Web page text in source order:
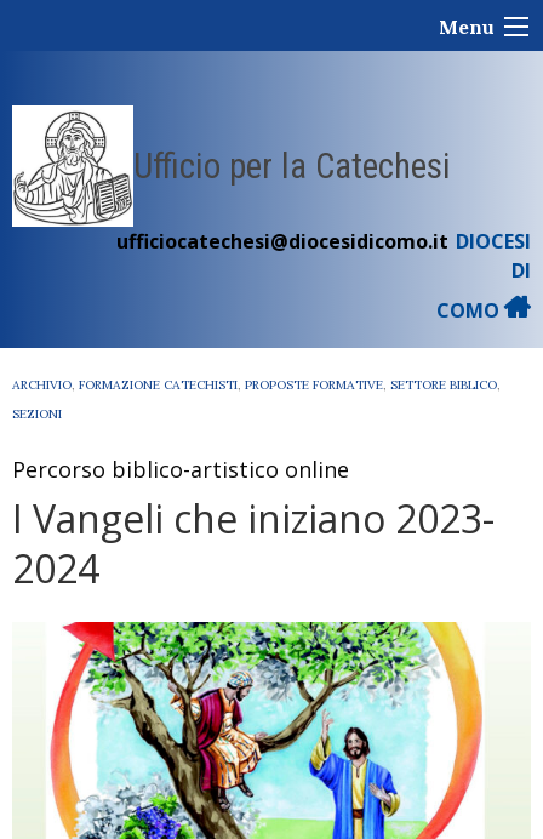
Menu
Ufficio per la Catechesi
ufficiocatechesi@diocesidicomo.it DIOCESI
DI
COMO
ARCHIVIO, FORMAZIONE CATECHISTI, PROPOSTE FORMATIVE, SETTORE BIBLICO,
SEZIONI
Percorso biblico-artistico online
I Vangeli che iniziano 2023-
2024